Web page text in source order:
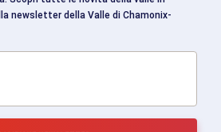
newsletter della Valle di Chamonix-